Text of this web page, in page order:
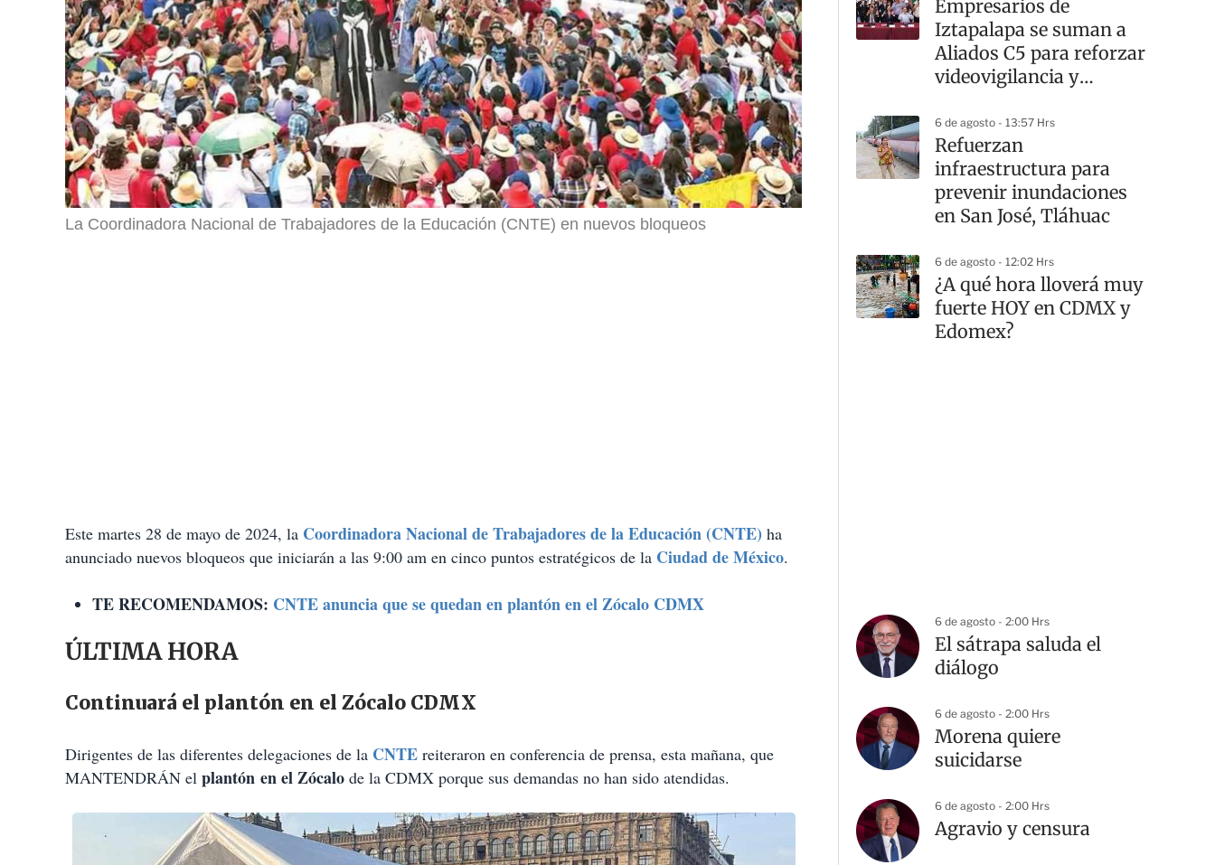
La Coordinadora Nacional de Trabajadores de la Educación (CNTE) en nuevos bloqueos
Este martes 28 de mayo de 2024, la Coordinadora Nacional de Trabajadores de la Educación (CNTE) ha
anunciado nuevos bloqueos que iniciarán a las 9:00 am en cinco puntos estratégicos de la Ciudad de México.
TE RECOMENDAMOS: CNTE anuncia que se quedan en plantón en el Zócalo CDMX
ÚLTIMA HORA
Continuará el plantón en el Zócalo CDMX
Dirigentes de las diferentes delegaciones de la CNTE reiteraron en conferencia de prensa, esta mañana, que
MANTENDRÁN el plantón en el Zócalo de la CDMX porque sus demandas no han sido atendidas.
Empresarios de
Iztapalapa se suman a
Aliados C5 para reforzar
videovigilancia y
6 de agosto - 13:57 Hrs
Refuerzan
infraestructura para
prevenir inundaciones
en San José, Tláhuac
6 de agosto - 12:02 Hrs
¿A qué hora lloverá muy
fuerte HOY en CDMX y
Edomex?
6 de agosto - 2:00 Hrs
El sátrapa saluda el
diálogo
6 de agosto - 2:00 Hrs
Morena quiere
suicidarse
6 de agosto - 2:00 Hrs
Agravio y censura